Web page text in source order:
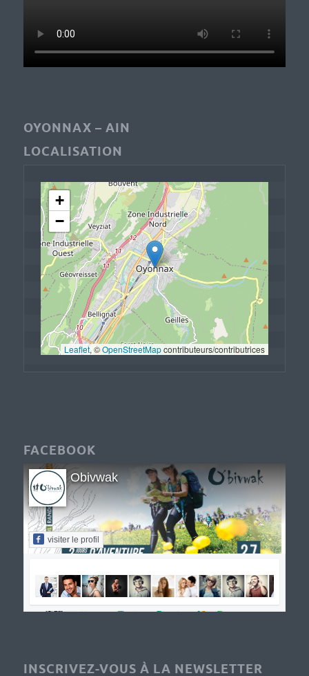
OYONNAX – AIN
LOCALISATION
+
−
Leaflet, © OpenStreetMap contributeurs/contributrices
FACEBOOK
Obivwak
visiter le profil
INSCRIVEZ-VOUS À LA NEWSLETTER